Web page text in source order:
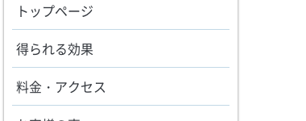
トップページ
得られる効果
料金・アクセス